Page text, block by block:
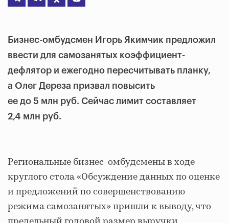
Бизнес-омбудсмен Игорь Якимчик предложил
ввести для самозанятых коэффициент-
дефлятор и ежегодно пересчитывать планку,
а Олег Дереза призвал повысить
ее до 5 млн руб. Сейчас лимит составляет
2,4 млн руб.
Региональные бизнес-омбудсмены в ходе
круглого стола «Обсуждение данных по оценке
и предложений по совершенствованию
режима самозанятых» пришли к выводу, что